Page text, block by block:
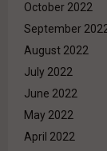
October 2022
September
August 2022
July 2022
June 2022
May 2022
April 2022